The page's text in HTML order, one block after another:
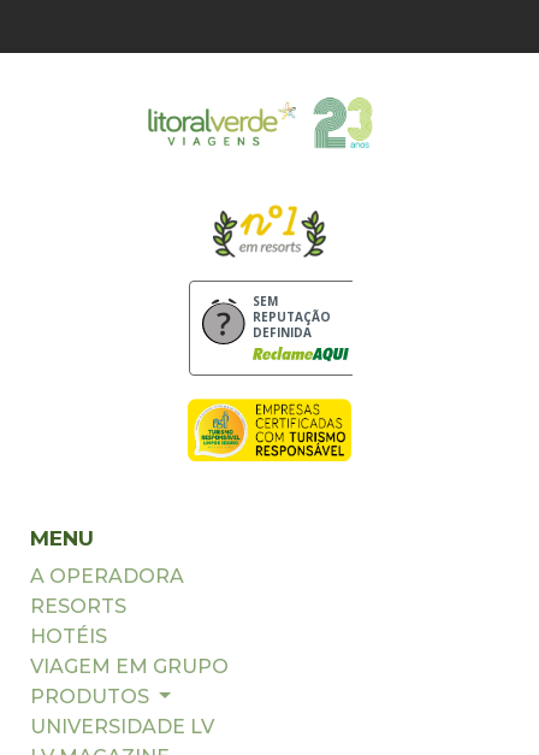
SEM
REPUTAÇÃO
DEFINIDA
MENU
A OPERADORA
RESORTS
HOTÉIS
VIAGEM EM GRUPO
PRODUTOS
UNIVERSIDADE LV